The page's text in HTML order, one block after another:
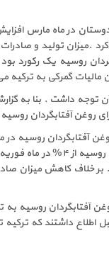
به هندوستان صادر کرد
روسیه یک
گمرکی به ترکیه
داشت . بنا به
روغن آفتابگردان
روسیه در
تن و یا به عبارت دیگر به ۱۵%
از قبل اطلاع داشتند